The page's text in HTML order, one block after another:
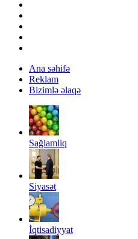
Ana səhifə
Reklam
Bizimlə əlaqə
Sağlamliq
Siyasət
İqtisadiyyat